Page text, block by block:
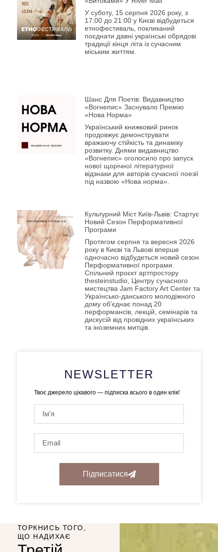
У суботу, 15 серпня 2026 року, з
17:00 до 21:00 у Києві відбудеться
етнофестиваль, покликаний
поєднати давні українські обрядові
традиції кінця літа із сучасним
міським життям.
Шанс Для Поетів: Видавництво
«Вогнепис» Заснувало Премію
«Нова Норма»
Український книжковий ринок
продовжує демонструвати
вражаючу стійкість та динаміку
розвитку. Днями видавництво
«Вогнепис» оголосило про запуск
нової щорічної літературної
відзнаки для авторів сучасної поезії
під назвою «Нова норма».
Культурний Міст Київ-Львів: Стартує
Новий Сезон Перформативної
Програми
Протягом серпня та вересня 2026
року в Києві та Львові вперше
одночасно відбудеться новий сезон
Перформативної програми.
Спільний проєкт артпростору
thesteinstudio, Центру сучасного
мистецтва Jam Factory Art Center та
Українсько-данського молодіжного
дому об’єднає понад 20
перформансів, лекцій, семінарів та
дискусій від провідних українських
та іноземних митців.
NEWSLETTER
Твоє джерело цікавого — підписка всього в один клік!
Підписатися
ТОРКНИСЬ ТОГО,
ЩО НАДИХАЄ